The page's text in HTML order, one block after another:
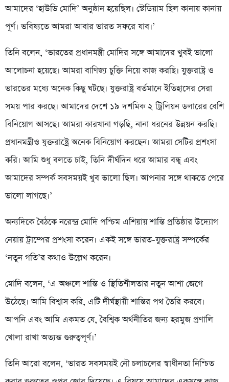
আমাদের ‘হাউডি মোদি’ অনুষ্ঠান হয়েছিল। স্টেডিয়াম ছিল কানায় কানায়
পূর্ণ। ভবিষ্যতে আমরা আবার ভারত সফরে যাব।’
তিনি বলেন, ‘ভারতের প্রধানমন্ত্রী মোদির সঙ্গে আমাদের খুবই ভালো
আলোচনা হয়েছে। আমরা বাণিজ্য চুক্তি নিয়ে কাজ করছি। যুক্তরাষ্ট্র ও
ভারতের মধ্যে অনেক কিছু ঘটছে। যুক্তরাষ্ট্র বর্তমানে ইতিহাসের সেরা
সময় পার করছে। আমাদের দেশে ১৯ দশমিক ২ ট্রিলিয়ন ডলারের বেশি
বিনিয়োগ আসছে। আমরা কারখানা গড়ছি, নানা ধরনের উন্নয়ন করছি।
প্রধানমন্ত্রীও যুক্তরাষ্ট্রে অনেক বিনিয়োগ করছেন। আমরা সেটির প্রশংসা
করি। আমি শুধু বলতে চাই, তিনি দীর্ঘদিন ধরে আমার বন্ধু এবং
আমাদের সম্পর্ক সবসময়ই খুব ভালো ছিল। আপনার সঙ্গে থাকতে পেরে
ভালো লাগছে।’
অন্যদিকে বৈঠকে নরেন্দ্র মোদি পশ্চিম এশিয়ায় শান্তি প্রতিষ্ঠার উদ্যোগ
নেয়ায় ট্রাম্পের প্রশংসা করেন। একই সঙ্গে ভারত-যুক্তরাষ্ট্র সম্পর্কের
‘নতুন গতি’র কথাও উল্লেখ করেন।
মোদি বলেন, ‘এ অঞ্চলে শান্তি ও স্থিতিশীলতার নতুন আশা জেগে
উঠেছে। আমি বিশ্বাস করি, এটি দীর্ঘস্থায়ী শান্তির পথ তৈরি করবে।
আপনি এবং আমি একমত যে, বৈশ্বিক অর্থনীতির জন্য হরমুজ প্রণালি
খোলা রাখা অত্যন্ত গুরুত্বপূর্ণ।’
তিনি আরো বলেন, ‘ভারত সবসময়ই নৌ চলাচলের স্বাধীনতা নিশ্চিত